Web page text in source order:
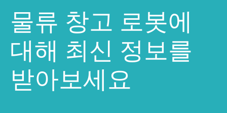
물류 창고 로봇에
대해 최신 정보를
받아보세요